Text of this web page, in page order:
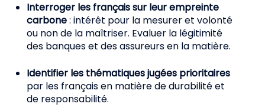
Interroger les français sur leur empreinte
carbone: intérêt pour la mesurer et volonté
ou non de la maîtriser. Evaluer la légitimité
des banques et des assureurs en la matière.
Identifier les thématiques jugées prioritaires
par les français en matière de durabilité et
de responsabilité.